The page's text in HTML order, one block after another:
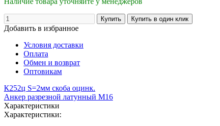
Добавить в избранное
Условия доставки
Оплата
Обмен и возврат
Оптовикам
К252ц S=2мм скоба оцинк.
Анкер разрезной латунный М16
Характеристики
Характеристики: